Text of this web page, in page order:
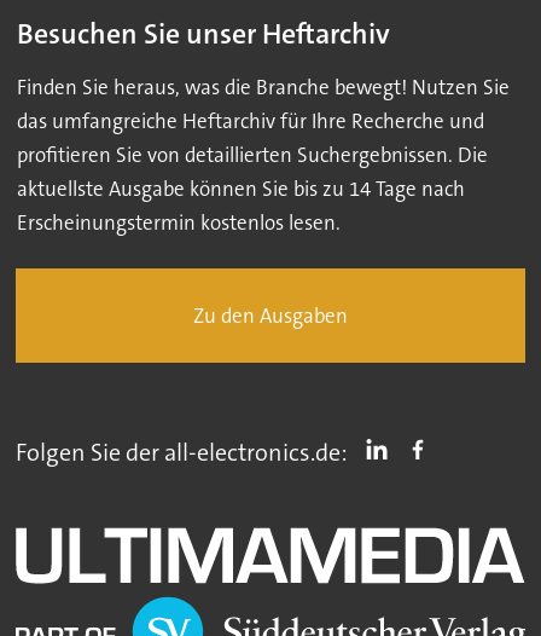
Besuchen Sie unser Heftarchiv
Finden Sie heraus, was die Branche bewegt! Nutzen Sie
das umfangreiche Heftarchiv für Ihre Recherche und
profitieren Sie von detaillierten Suchergebnissen. Die
aktuellste Ausgabe können Sie bis zu 14 Tage nach
Erscheinungstermin kostenlos lesen.
Zu den Ausgaben
Folgen Sie der all-electronics.de: